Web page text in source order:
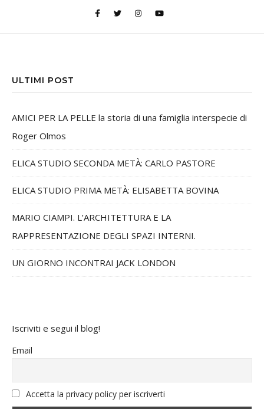
ULTIMI POST
AMICI PER LA PELLE la storia di una famiglia interspecie di
Roger Olmos
ELICA STUDIO SECONDA METÀ: CARLO PASTORE
ELICA STUDIO PRIMA METÀ: ELISABETTA BOVINA
MARIO CIAMPI. L’ARCHITETTURA E LA
RAPPRESENTAZIONE DEGLI SPAZI INTERNI.
UN GIORNO INCONTRAI JACK LONDON
Iscriviti e segui il blog!
Email
Accetta la privacy policy per iscriverti